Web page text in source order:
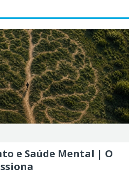
e Saúde Mental | O